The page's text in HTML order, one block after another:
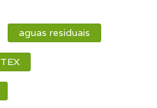
aguas residuais